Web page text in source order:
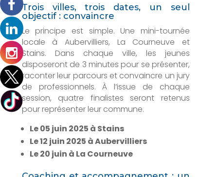
Trois villes, trois dates, un seul
objectif : convaincre
Le principe est simple. Une mini-tournée
locale à Aubervilliers, La Courneuve et
Stains. Dans chaque ville, les jeunes
disposeront de 3 minutes pour se présenter,
raconter leur parcours et convaincre un jury
de professionnels. À l’issue de chaque
session, quatre finalistes seront retenus
pour représenter leur commune.
Le 05 juin 2025 à Stains
Le 12 juin 2025 à Aubervilliers
Le 20 juin à La Courneuve